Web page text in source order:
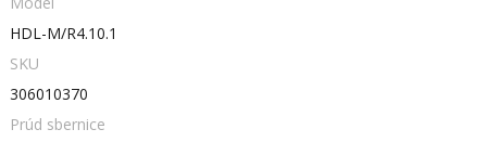
HDL-M/R4.10.1
SKU
306010370
Prúd sbernice